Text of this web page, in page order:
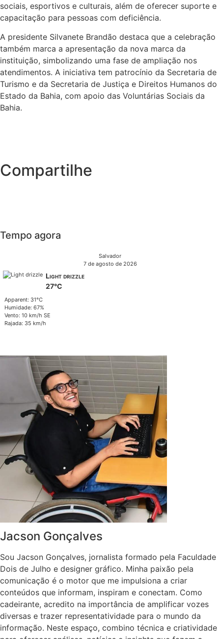
sociais, esportivos e culturais, além de oferecer suporte e
capacitação para pessoas com deficiência.
A presidente Silvanete Brandão destaca que a celebração
também marca a apresentação da nova marca da
instituição, simbolizando uma fase de ampliação nos
atendimentos. A iniciativa tem patrocínio da Secretaria de
Turismo e da Secretaria de Justiça e Direitos Humanos do
Estado da Bahia, com apoio das Voluntárias Sociais da
Bahia.
Compartilhe
Tempo agora
Salvador
7 de agosto de 2026
Light drizzle
27°C
Apparent: 31°C
Humidade: 67%
Vento: 10 km/h SE
Rajada: 35 km/h
Jacson Gonçalves
Sou Jacson Gonçalves, jornalista formado pela Faculdade
Dois de Julho e designer gráfico. Minha paixão pela
comunicação é o motor que me impulsiona a criar
conteúdos que informam, inspiram e conectam. Como
cadeirante, acredito na importância de amplificar vozes
diversas e trazer representatividade para o mundo da
informação. Neste espaço, combino técnica e criatividade